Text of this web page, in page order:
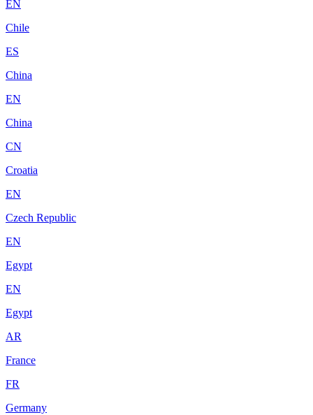
EN
Chile
ES
China
EN
China
CN
Croatia
EN
Czech Republic
EN
Egypt
EN
Egypt
AR
France
FR
Germany